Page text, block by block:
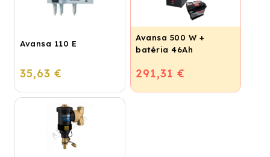
Avansa 110 E
35,63 €
Avansa 500 W +
batéria 46Ah
291,31 €